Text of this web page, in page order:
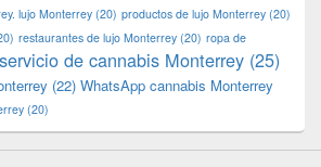
lujo Monterrey (20) productos de lujo Monterrey (20)
restaurantes de lujo Monterrey (20) ropa de
servicio de cannabis Monterrey (25)
(22) WhatsApp cannabis Monterrey
(20)